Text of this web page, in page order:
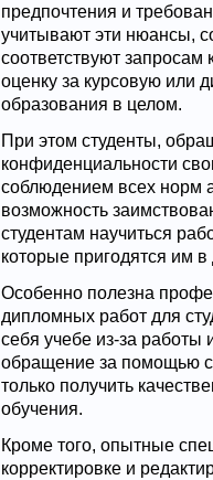
предпочтения и
учитывают эти нюансы,
соответствуют запросам
оценку за курсовую или
образования в целом.
При этом студенты,
конфиденциальности
соблюдением всех норм
возможность
студентам научиться
которые пригодятся им
Особенно полезна
дипломных работ для
себя учебе из-за работы
обращение за помощью
только получить
обучения.
Кроме того, опытные
корректировке и